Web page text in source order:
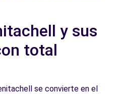
y sus
total
se convierte en el